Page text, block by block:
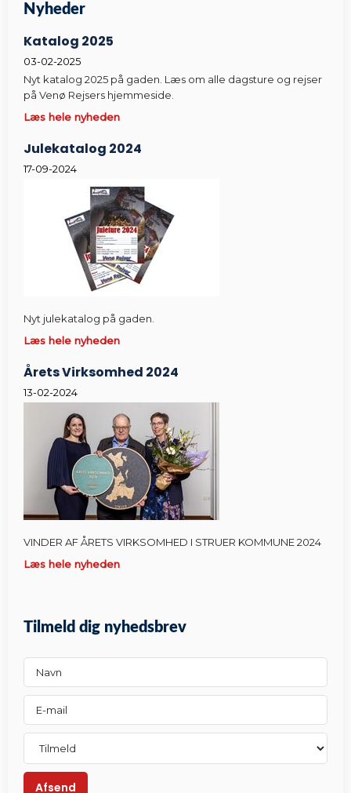
Nyheder​
Katalog 2025
03-02-2025
Nyt katalog 2025 på gaden. Læs om alle dagsture og rejser
på Venø Rejsers hjemmeside.
Læs hele nyheden
Julekatalog 2024
17-09-2024
Nyt julekatalog på gaden.
Læs hele nyheden
Årets Virksomhed 2024
13-02-2024
VINDER AF ÅRETS VIRKSOMHED I STRUER KOMMUNE 2024
Læs hele nyheden
Tilmeld dig nyhedsbrev